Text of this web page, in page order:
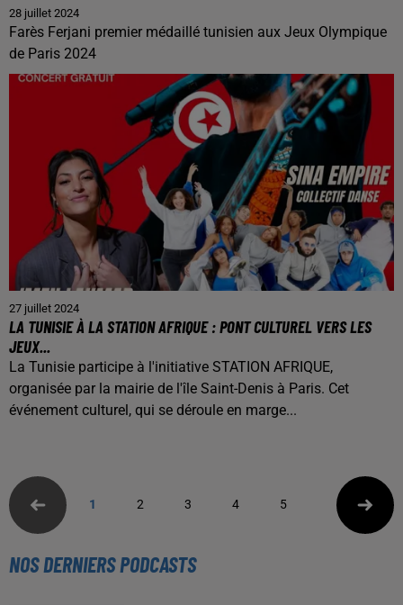
28 juillet 2024
Farès Ferjani premier médaillé tunisien aux Jeux Olympique
de Paris 2024
27 juillet 2024
LA TUNISIE À LA STATION AFRIQUE : PONT CULTUREL VERS LES
JEUX...
La Tunisie participe à l'initiative STATION AFRIQUE,
organisée par la mairie de l'île Saint-Denis à Paris. Cet
événement culturel, qui se déroule en marge...
1 2 3 4 5
NOS DERNIERS PODCASTS